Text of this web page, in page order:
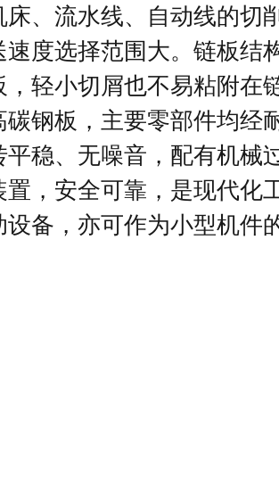
床、流水线、自动线的切
速度选择范围大。链板结
，轻小切屑也不易粘附在
碳钢板，主要零部件均经
平稳、无噪音，配有机械
置，安全可靠，是现代化
设备，亦可作为小型机件